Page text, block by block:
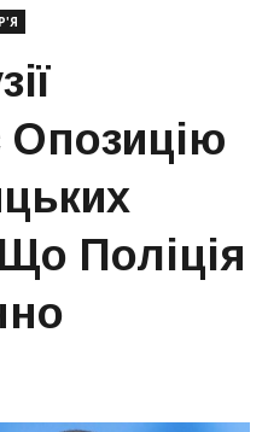
Опозицію
Поліція